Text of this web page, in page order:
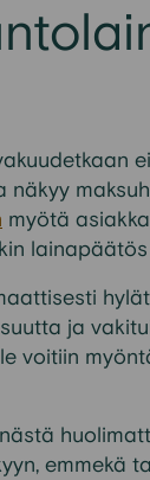
myötä
ja
voitiin
emmekä